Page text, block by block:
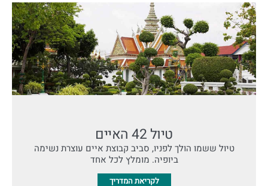
טיול 42 האיים
טיול ששמו הולך לפניו, סביב קבוצת איים עוצרת נשימה
ביופיה. מומלץ לכל אחד
לקריאת המדריך